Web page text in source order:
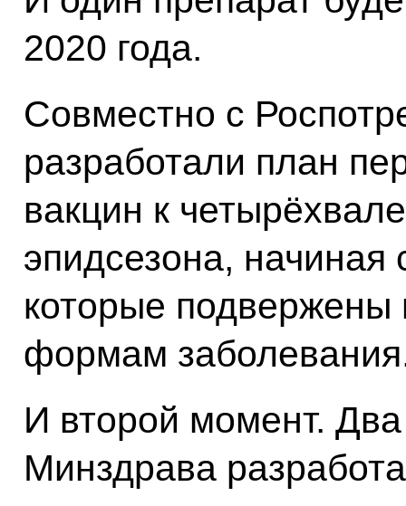
2020 года.
Совместно с
разработали план
вакцин к
эпидсезона, начиная
которые
формам
И второй момент.
Минздрава